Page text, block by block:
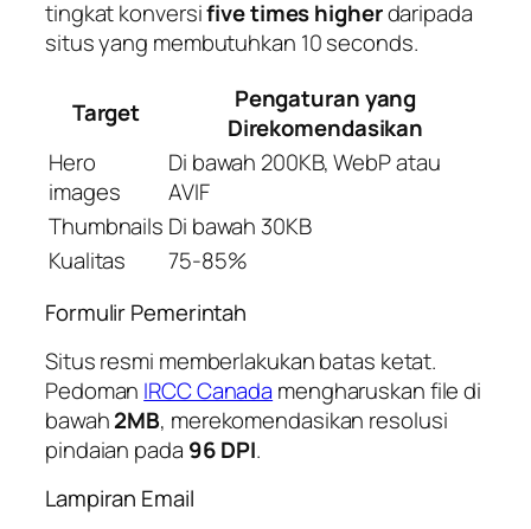
tingkat konversifive times higherdaripada
situs yang membutuhkan 10 seconds.
Target
Pengaturan yang
Direkomendasikan
Hero
images
Di bawah 200KB, WebP atau
AVIF
Thumbnails Di bawah 30KB
Kualitas
75-85%
Formulir Pemerintah
Situs resmi memberlakukan batas ketat.
Pedoman IRCC Canada mengharuskan file di
bawah2MB, merekomendasikan resolusi
pindaian pada 96 DPI.
Lampiran Email